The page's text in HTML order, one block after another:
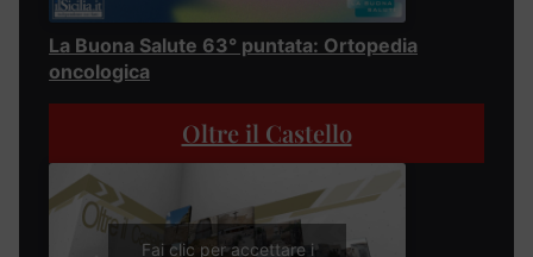
La Buona Salute 63° puntata: Ortopedia
oncologica
Oltre il Castello
Fai clic per accettare i